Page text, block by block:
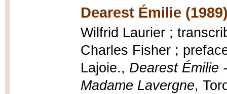
Dearest Émilie
Wilfrid Laurier ;
Charles Fisher ;
Lajoie., Dearest Émilie
Madame Lavergne,